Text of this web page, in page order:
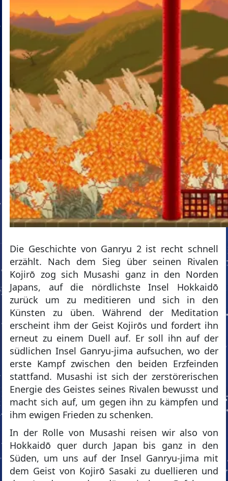
Die Geschichte von Ganryu 2 ist recht schnell
erzählt. Nach dem Sieg über seinen Rivalen
Kojirō zog sich Musashi ganz in den Norden
Japans, auf die nördlichste Insel Hokkaidō
zurück um zu meditieren und sich in den
Künsten zu üben. Während der Meditation
erscheint ihm der Geist Kojirōs und fordert ihn
erneut zu einem Duell auf. Er soll ihn auf der
südlichen Insel Ganryu-jima aufsuchen, wo der
erste Kampf zwischen den beiden Erzfeinden
stattfand. Musashi ist sich der zerstörerischen
Energie des Geistes seines Rivalen bewusst und
macht sich auf, um gegen ihn zu kämpfen und
ihm ewigen Frieden zu schenken.
In der Rolle von Musashi reisen wir also von
Hokkaidō quer durch Japan bis ganz in den
Süden, um uns auf der Insel Ganryu-jima mit
dem Geist von Kojirō Sasaki zu duellieren und